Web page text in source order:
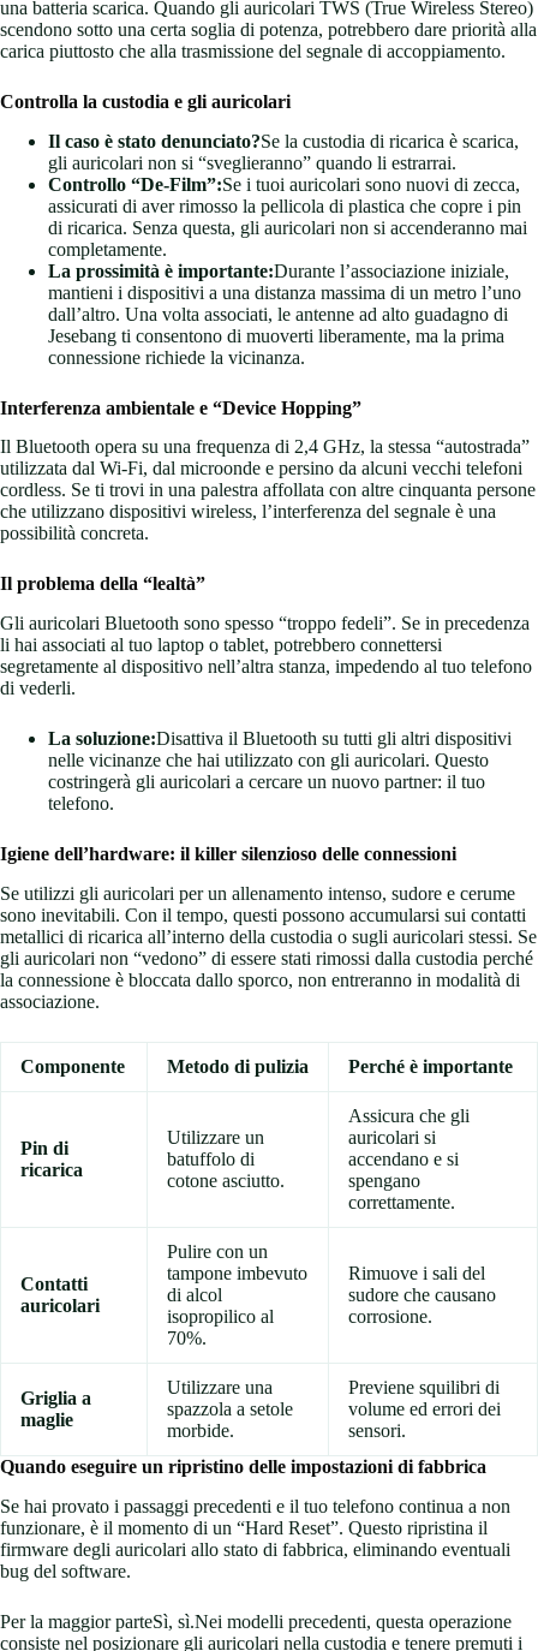
una batteria scarica. Quando gli auricolari TWS (True Wireless Stereo)
scendono sotto una certa soglia di potenza, potrebbero dare priorità alla
carica piuttosto che alla trasmissione del segnale di accoppiamento.
Controlla la custodia e gli auricolari
Il caso è stato denunciato?Se la custodia di ricarica è scarica,
gli auricolari non si “sveglieranno” quando li estrarrai.
Controllo “De-Film”:Se i tuoi auricolari sono nuovi di zecca,
assicurati di aver rimosso la pellicola di plastica che copre i pin
di ricarica. Senza questa, gli auricolari non si accenderanno mai
completamente.
La prossimità è importante:Durante l’associazione iniziale,
mantieni i dispositivi a una distanza massima di un metro l’uno
dall’altro. Una volta associati, le antenne ad alto guadagno di
Jesebang ti consentono di muoverti liberamente, ma la prima
connessione richiede la vicinanza.
Interferenza ambientale e “Device Hopping”
Il Bluetooth opera su una frequenza di 2,4 GHz, la stessa “autostrada”
utilizzata dal Wi-Fi, dal microonde e persino da alcuni vecchi telefoni
cordless. Se ti trovi in ​​una palestra affollata con altre cinquanta persone
che utilizzano dispositivi wireless, l’interferenza del segnale è una
possibilità concreta.
Il problema della “lealtà”
Gli auricolari Bluetooth sono spesso “troppo fedeli”. Se in precedenza
li hai associati al tuo laptop o tablet, potrebbero connettersi
segretamente al dispositivo nell’altra stanza, impedendo al tuo telefono
di vederli.
La soluzione:Disattiva il Bluetooth su tutti gli altri dispositivi
nelle vicinanze che hai utilizzato con gli auricolari. Questo
costringerà gli auricolari a cercare un nuovo partner: il tuo
telefono.
Igiene dell’hardware: il killer silenzioso delle connessioni
Se utilizzi gli auricolari per un allenamento intenso, sudore e cerume
sono inevitabili. Con il tempo, questi possono accumularsi sui contatti
metallici di ricarica all’interno della custodia o sugli auricolari stessi. Se
gli auricolari non “vedono” di essere stati rimossi dalla custodia perché
la connessione è bloccata dallo sporco, non entreranno in modalità di
associazione.
Componente Metodo di pulizia Perché è importante
Pin di
ricarica
Utilizzare un
batuffolo di
cotone asciutto.
Assicura che gli
auricolari si
accendano e si
spengano
correttamente.
Contatti
auricolari
Pulire con un
tampone imbevuto
di alcol
isopropilico al
70%.
Rimuove i sali del
sudore che causano
corrosione.
Griglia a
maglie
Utilizzare una
spazzola a setole
morbide.
Previene squilibri di
volume ed errori dei
sensori.
Quando eseguire un ripristino delle impostazioni di fabbrica
Se hai provato i passaggi precedenti e il tuo telefono continua a non
funzionare, è il momento di un “Hard Reset”. Questo ripristina il
firmware degli auricolari allo stato di fabbrica, eliminando eventuali
bug del software.
Per la maggior parteSì, sì.Nei modelli precedenti, questa operazione
consiste nel posizionare gli auricolari nella custodia e tenere premuti i